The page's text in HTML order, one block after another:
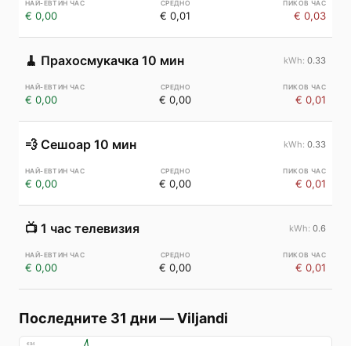
€ 0,00 € 0,01 € 0,03
🧹 Прахосмукачка 10 мин 0.33
€ 0,00 € 0,00 € 0,01
💨 Сешоар 10 мин 0.33
€ 0,00 € 0,00 € 0,01
📺 1 час телевизия 0.6
€ 0,00 € 0,00 € 0,01
Последните 31 дни —Viljandi
€94